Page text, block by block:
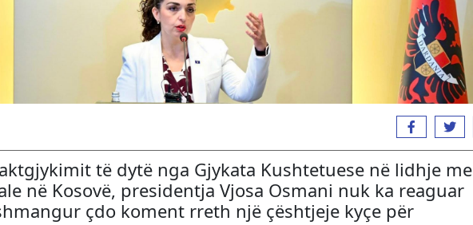
të dytë nga Gjykata Kushtetuese në lidhje me
në Kosovë, presidentja Vjosa Osmani nuk ka reaguar
çdo koment rreth një çështjeje kyçe për